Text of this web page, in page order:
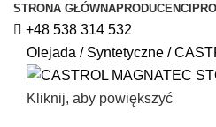
STRONA GŁÓWNAPRODUCENCI
+48 538 314 532
Olejada / Syntetyczne /
Kliknij, aby powiększyć